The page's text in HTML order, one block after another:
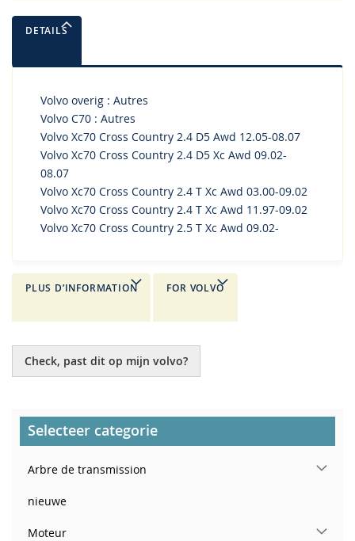
DETAILS
Volvo overig : Autres
Volvo C70 : Autres
Volvo Xc70 Cross Country 2.4 D5 Awd 12.05-08.07
Volvo Xc70 Cross Country 2.4 D5 Xc Awd 09.02-
08.07
Volvo Xc70 Cross Country 2.4 T Xc Awd 03.00-09.02
Volvo Xc70 Cross Country 2.4 T Xc Awd 11.97-09.02
Volvo Xc70 Cross Country 2.5 T Xc Awd 09.02-
PLUS D’INFORMATION FOR VOLVO
Check, past dit op mijn volvo?
Selecteer categorie
Arbre de transmission
nieuwe
Moteur